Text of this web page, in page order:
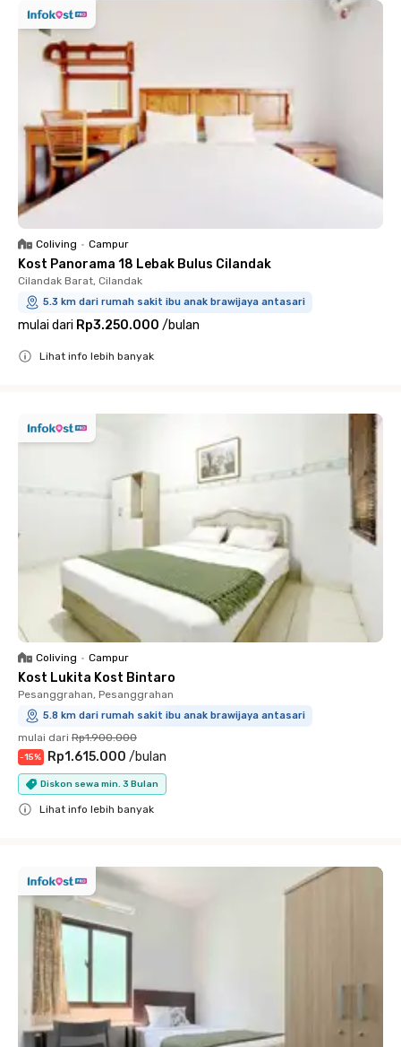
Coliving • Campur
Kost Panorama 18 Lebak Bulus Cilandak
Cilandak Barat, Cilandak
5.3 km dari rumah sakit ibu anak brawijaya antasari
mulai dari Rp3.250.000 /bulan
Lihat info lebih banyak
Coliving • Campur
Kost Lukita Kost Bintaro
Pesanggrahan, Pesanggrahan
5.8 km dari rumah sakit ibu anak brawijaya antasari
mulai dari Rp1.900.000
-15% Rp1.615.000 /bulan
Diskon sewa min. 3 Bulan
Lihat info lebih banyak